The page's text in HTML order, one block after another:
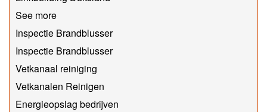
See more
Inspectie Brandblusser
Inspectie Brandblusser
Vetkanaal reiniging
Vetkanalen Reinigen
Energieopslag bedrijven